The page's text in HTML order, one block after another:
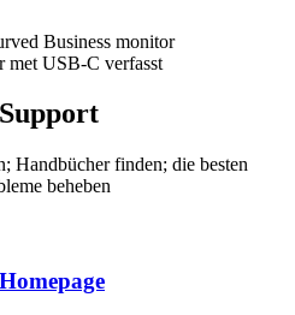
Business monitor
USB-C verfasst
Handbücher finden; die besten
beheben